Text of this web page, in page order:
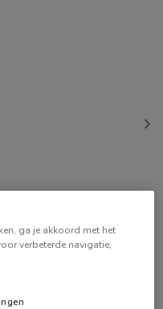
ga je akkoord met het
verbeterde navigatie,